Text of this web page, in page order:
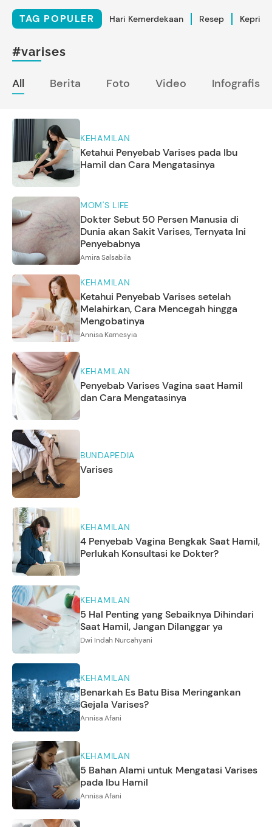
TAG POPULER Hari Kemerdekaan Resep
#varises
All Berita Foto Video Infografis
KEHAMILAN
Ketahui Penyebab Varises pada Ibu
Hamil dan Cara Mengatasinya
MOM'S LIFE
Dokter Sebut 50 Persen Manusia di
Dunia akan Sakit Varises, Ternyata Ini
Penyebabnya
Amira Salsabila
KEHAMILAN
Ketahui Penyebab Varises setelah
Melahirkan, Cara Mencegah hingga
Mengobatinya
Annisa Karnesyia
KEHAMILAN
Penyebab Varises Vagina saat Hamil
dan Cara Mengatasinya
BUNDAPEDIA
Varises
KEHAMILAN
4 Penyebab Vagina Bengkak Saat Hamil,
Perlukah Konsultasi ke Dokter?
KEHAMILAN
5 Hal Penting yang Sebaiknya Dihindari
Saat Hamil, Jangan Dilanggar ya
Dwi Indah Nurcahyani
KEHAMILAN
Benarkah Es Batu Bisa Meringankan
Gejala Varises?
Annisa Afani
KEHAMILAN
5 Bahan Alami untuk Mengatasi Varises
pada Ibu Hamil
Annisa Afani